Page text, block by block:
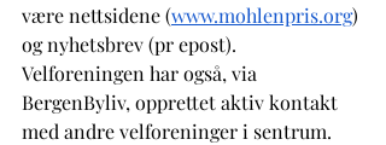
være nettsidene (www.mohlenpris.org)
og nyhetsbrev (pr epost).
Velforeningen har også, via
BergenByliv, opprettet aktiv kontakt
med andre velforeninger i sentrum.